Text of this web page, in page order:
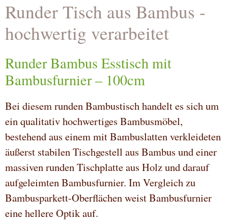
Runder Tisch aus Bambus -
hochwertig verarbeitet
Runder Bambus Esstisch mit
Bambusfurnier – 100cm
Bei diesem runden Bambustisch handelt es sich um
ein qualitativ hochwertiges Bambusmöbel,
bestehend aus einem mit Bambuslatten verkleideten
äußerst stabilen Tischgestell aus Bambus und einer
massiven runden Tischplatte aus Holz und darauf
aufgeleimten Bambusfurnier. Im Vergleich zu
Bambusparkett-Oberflächen weist Bambusfurnier
eine hellere Optik auf.